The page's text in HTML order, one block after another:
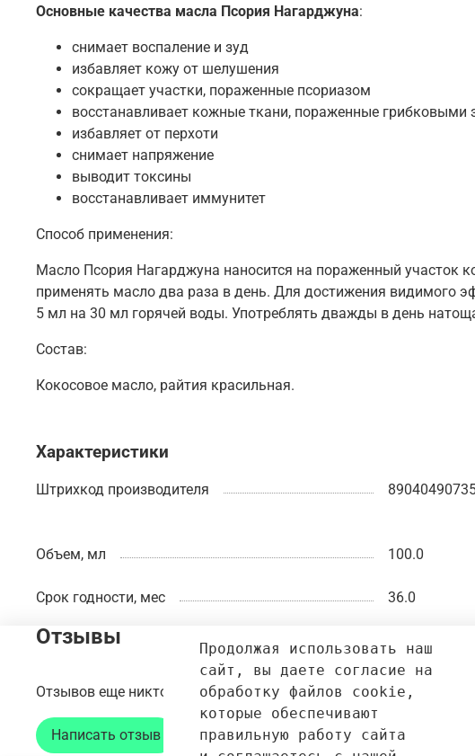
Основные качества масла Псория Нагарджуна:
снимает воспаление и зуд
избавляет кожу от шелушения
сокращает участки, пораженные псориазом
восстанавливает кожные ткани, пораженные грибковыми
избавляет от перхоти
снимает напряжение
выводит токсины
восстанавливает иммунитет
Способ применения:
Масло Псория Нагарджуна наносится на пораженный участок
применять масло два раза в день. Для достижения видимого
5 мл на 30 мл горячей воды. Употреблять дважды в день
Состав:
Кокосовое масло, райтия красильная.
Характеристики
Штрихкод производителя
Объем, мл 100.0
Срок годности, мес 36.0
Отзывы
Отзывов еще никто не оставлял
Написать отзыв
Продолжая использовать наш
сайт, вы даете согласие на
обработку файлов cookie,
которые обеспечивают
правильную работу сайта